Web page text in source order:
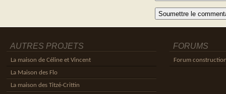
AUTRES PROJETS
La maison de Céline et Vincent
La Maison des Flo
La maison des Titzé-Crittin
FORUMS
Forum